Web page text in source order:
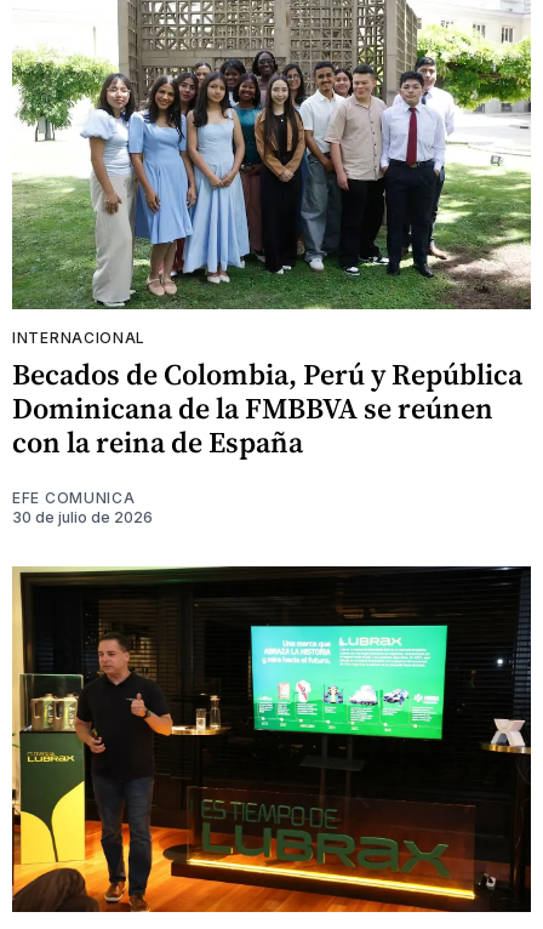
INTERNACIONAL
Becados de Colombia, Perú y República
Dominicana de la FMBBVA se reúnen
con la reina de España
EFE COMUNICA
30 de julio de 2026